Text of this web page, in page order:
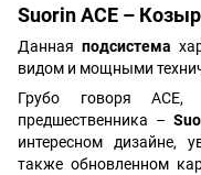
Suorin ACE –
Данная подсистема
видом и мощными
Грубо говоря ACE,
предшественника –
интересном дизайне,
также обновленном